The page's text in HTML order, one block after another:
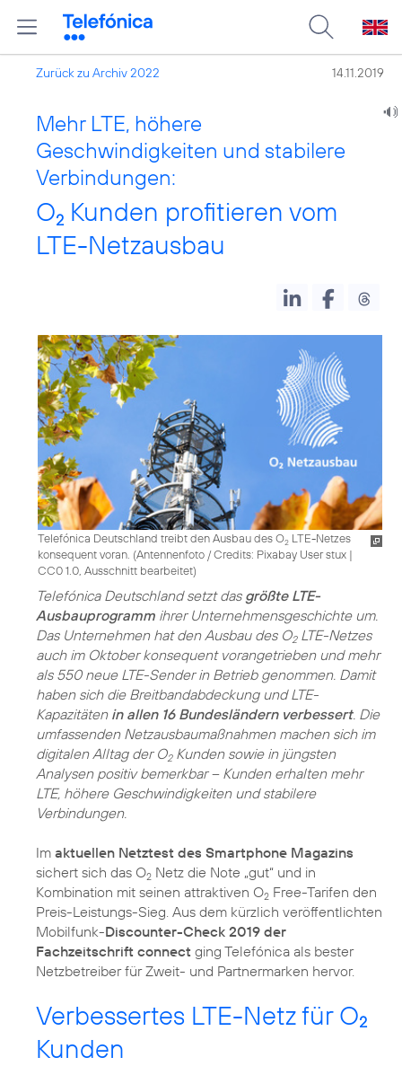
Zurück zu Archiv 2022 14.11.2019
Mehr LTE, höhere
Geschwindigkeiten und stabilere
Verbindungen:
O2 Kunden profitieren vom
LTE-Netzausbau
Telefónica Deutschland treibt den Ausbau des O2 LTE-Netzes
konsequent voran. (Antennenfoto / Credits: Pixabay User stux |
CC0 1.0, Ausschnitt bearbeitet)
Telefónica Deutschland setzt das größte LTE-
Ausbauprogramm ihrer Unternehmensgeschichte um.
Das Unternehmen hat den Ausbau des O2LTE-Netzes
auch im Oktober konsequent vorangetrieben und mehr
als 550 neue LTE-Sender in Betrieb genommen. Damit
haben sich die Breitbandabdeckung und LTE-
Kapazitäten in allen 16 Bundesländern verbessert. Die
umfassenden Netzausbaumaßnahmen machen sich im
digitalen Alltag der O2Kunden sowie in jüngsten
Analysen positiv bemerkbar – Kunden erhalten mehr
LTE, höhere Geschwindigkeiten und stabilere
Verbindungen.
Im aktuellen Netztest des Smartphone Magazins
sichert sich das O2 Netz die Note „gut“ und in
Kombination mit seinen attraktiven O2 Free-Tarifen den
Preis-Leistungs-Sieg. Aus dem kürzlich veröffentlichten
Mobilfunk-Discounter-Check 2019 der
Fachzeitschrift connect ging Telefónica als bester
Netzbetreiber für Zweit- und Partnermarken hervor.
Verbessertes LTE-Netz für O2
Kunden